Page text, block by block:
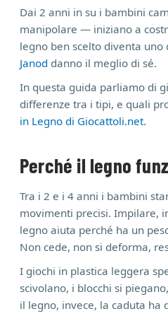
Dai 2 anni in su i bambini
manipolare — iniziano a
legno ben scelto diventa
Janod danno il meglio di sé.
In questa guida parliamo di
differenze tra i tipi, e quali
in Legno di Giocattoli.net.
Perché il legno
Tra i 2 e i 4 anni i bambini
movimenti precisi. Impilare,
legno aiuta perché ha un
Non cede, non si deforma,
I giochi in plastica leggera
scivolano, i blocchi si
il legno, invece, la caduta ha